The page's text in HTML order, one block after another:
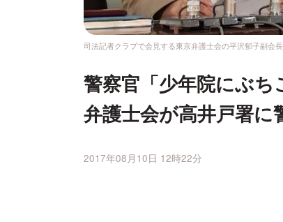
司法記者クラブで会見する東京弁護士会の平沢郁子副会
警察官「少年院にぶ
弁護士会が高井戸署に
2017年08月10日 12時22分